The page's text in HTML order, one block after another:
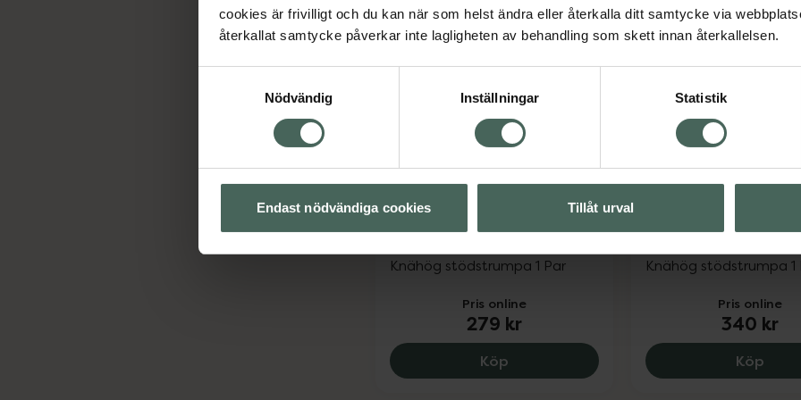
cookies är frivilligt och du kan när som helst ändra eller återkalla ditt samtycke via
återkallat samtycke påverkar inte lagligheten av behandling som skett innan återkallelsen.
Nödvändig
Inställningar Statistik
Endast nödvändiga cookies Tillåt urval
KöpSavvyday´s Pinkpulse Storlek 38-41,
Köp
Savvyday´s Passion Storlek
Knähög stödstrumpa 1 Par
Pris online
279 kr
Köp Savvyday´s Passion Storlek 42-45, 279
Savvyday´s
Knähög stödstrumpa 1
Pris online
340 kr
Köp